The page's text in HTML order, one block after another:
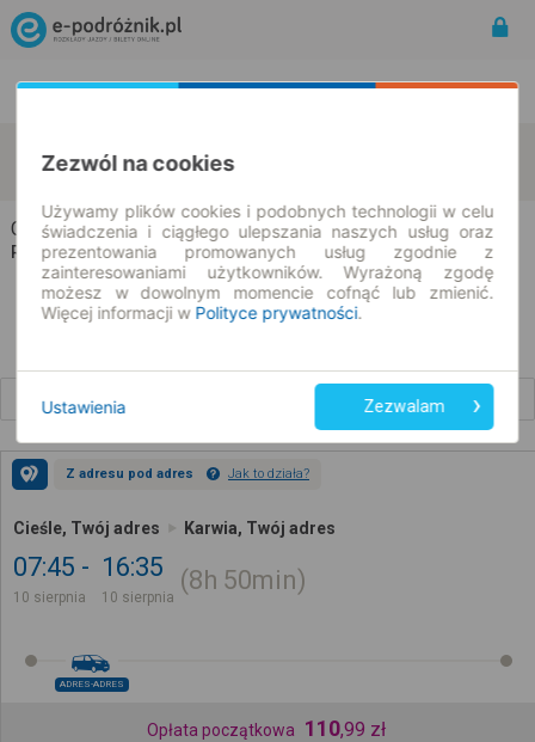
10.08.2026 | -- : --
Cieśle → Karwia
Rozkład jazdy i bilety
Z adresu pod adres Jak to działa?
Cieśle, Twój adres Karwia, Twój adres
07:45
10 sierpnia
16:35
10 sierpnia
8h 50min
ADRES-ADRES
Opłata początkowa 110,99 zł
Zezwól na cookies
Używamy plików cookies i podobnych technologii w celu
świadczenia i ciągłego ulepszania naszych usług oraz
prezentowania promowanych usług zgodnie z
zainteresowaniami użytkowników. Wyrażoną zgodę
możesz w dowolnym momencie cofnąć lub zmienić.
Więcej informacji w Polityce prywatności.
Ustawienia Zezwalam